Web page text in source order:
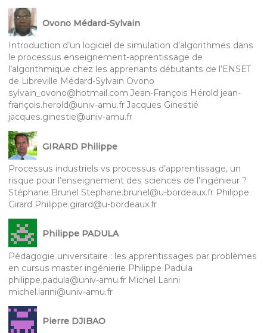
Ovono Médard-Sylvain
Introduction d’un logiciel de simulation d’algorithmes dans
le processus enseignement-apprentissage de
l’algorithmique chez les apprenants débutants de l’ENSET
de Libreville Médard-Sylvain Ovono
sylvain_ovono@hotmail.com Jean-François Hérold jean-
françois.herold@univ-amu.fr Jacques Ginestié
jacques.ginestie@univ-amu.fr
GIRARD Philippe
Processus industriels vs processus d’apprentissage, un
risque pour l’enseignement des sciences de l’ingénieur ?
Stéphane Brunel Stephane.brunel@u-bordeaux.fr Philippe
Girard Philippe.girard@u-bordeaux.fr
Philippe PADULA
Pédagogie universitaire : les apprentissages par problèmes
en cursus master ingénierie Philippe Padula
philippe.padula@univ-amu.fr Michel Larini
michel.larini@univ-amu.fr
Pierre DJIBAO